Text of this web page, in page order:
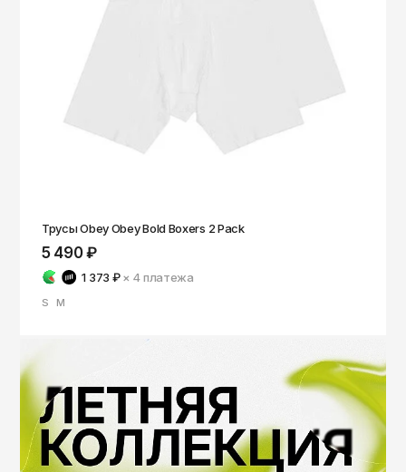
Трусы Obey Obey Bold Boxers 2 Pack
5 490 ₽
1 373 ₽ × 4платежа
S M